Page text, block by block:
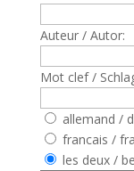
Auteur / Autor:
Mot clef /
allemand /
francais /
les deux /